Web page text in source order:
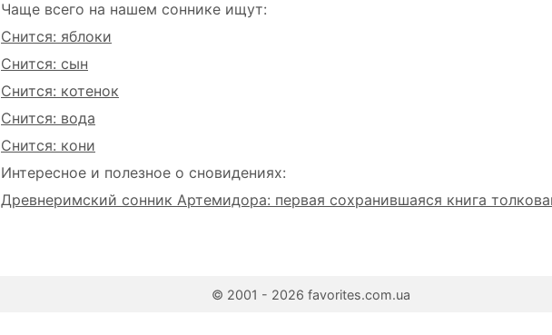
Чаще всего на нашем соннике ищут:
Снится: яблоки
Снится: сын
Снится: котенок
Снится: вода
Снится: кони
Интересное и полезное о сновидениях:
Древнеримский сонник Артемидора: первая сохранившаяся книга
© 2001 - 2026 favorites.com.ua